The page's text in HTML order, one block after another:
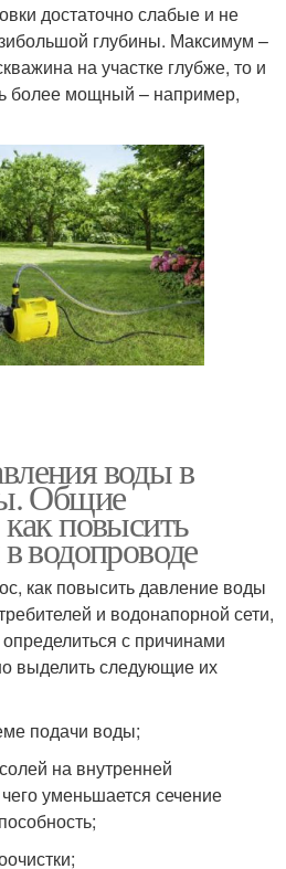
достаточно слабые и не
глубины. Максимум –
на участке глубже, то и
более мощный – например,
воды в
Общие
повысить
водопроводе
как повысить давление воды
и водонапорной сети,
с причинами
выделить следующие их
подачи воды;
на внутренней
уменьшается сечение